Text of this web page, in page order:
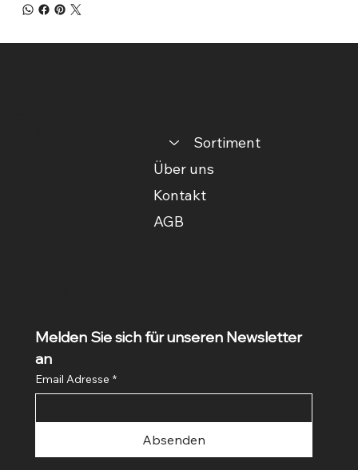
Sortiment
Über uns
Kontakt
AGB
Melden Sie sich für unseren Newsletter
an
Email Adresse *
Absenden